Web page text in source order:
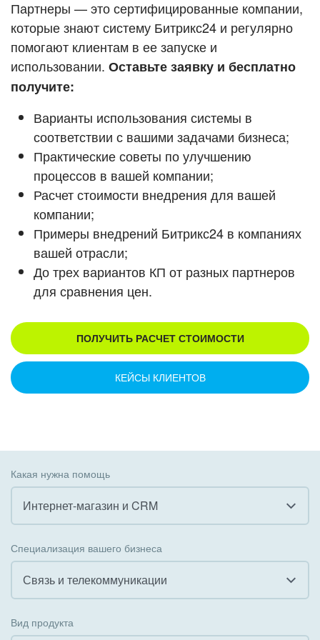
ВХОД
ВХОД
Смотреть видеокейсы
Партнеры — это сертифицированные компании,
которые знают систему Битрикс24 и регулярно
помогают клиентам в ее запуске и
использовании. Оставьте заявку и бесплатно
получите:
Варианты использования системы в
соответствии с вашими задачами бизнеса;
Практические советы по улучшению
процессов в вашей компании;
Расчет стоимости внедрения для вашей
компании;
Примеры внедрений Битрикс24 в компаниях
вашей отрасли;
До трех вариантов КП от разных партнеров
для сравнения цен.
ПОЛУЧИТЬ РАСЧЕТ СТОИМОСТИ
КЕЙСЫ КЛИЕНТОВ
Какая нужна помощь
Интернет-магазин и CRM
Внедрение КЭДО
Интеграция с 1С
Специализация вашего бизнеса
Связь и телекоммуникации
Вид продукта